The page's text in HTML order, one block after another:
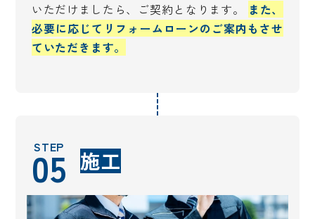
いただけましたら、ご契約となります。
また、
必要に応じてリフォームローンのご案内もさせ
ていただきます。
STEP
05 施工